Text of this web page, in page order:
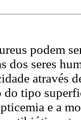
podem
dos seres
através
do tipo
e a